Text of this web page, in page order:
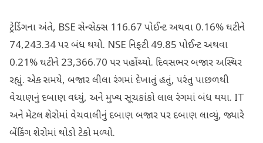
ટ્રેડિંગના અંતે, BSE સેન્સેક્સ 116.67 પોઈન્ટ અથવા 0.16% ઘટીને
74,243.34 પર બંધ થયો. NSE નિફ્ટી 49.85 પોઈન્ટ અથવા
0.21% ઘટીને 23,366.70 પર પહોંચ્યો. દિવસભર બજાર અસ્થિર
રહ્યું. એક સમયે, બજાર લીલા રંગમાં દેખાતું હતું, પરંતુ પાછળથી
વેચાણનું દબાણ વધ્યું, અને મુખ્ય સૂચકાંકો લાલ રંગમાં બંધ થયા. IT
અને મેટલ શેરોમાં વેચવાલીનું દબાણ બજાર પર દબાણ લાવ્યું, જ્યારે
બેંકિંગ શેરોમાં થોડો ટેકો મળ્યો.